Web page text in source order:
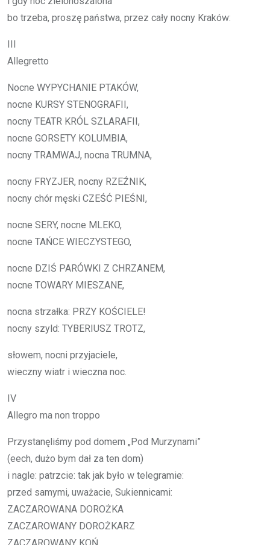
bo trze­ba, pro­szę pań­stwa, przez cały noc­ny Kra­ków:
III
Al­le­gret­to
Noc­ne WY­PY­CHA­NIE PTAKÓW,
noc­ne KUR­SY STE­NO­GRA­FII,
noc­ny TE­ATR KRÓL SZLA­RA­FII,
noc­ne GOR­SE­TY KO­LUM­BIA,
noc­ny TRAM­WAJ, noc­na TRUM­NA,
noc­ny FRY­ZJER, noc­ny RZEŹNIK,
noc­ny chór mę­ski CZEŚĆ PIEŚNI,
noc­ne SERY, noc­ne MLE­KO,
noc­ne TAŃCE WIE­CZY­STE­GO,
noc­ne DZIŚ PARÓWKI Z CHRZA­NEM,
noc­ne TO­WA­RY MIE­SZA­NE,
noc­na strzał­ka: PRZY KOŚCIE­LE!
noc­ny szyld: TY­BE­RIUSZ TROTZ,
sło­wem, noc­ni przy­ja­cie­le,
wiecz­ny wiatr i wiecz­na noc.
IV
Al­le­gro ma non trop­po
Przy­sta­nę­li­śmy pod do­mem „Pod Mu­rzy­na­mi”
(eech, dużo bym dał za ten dom)
i na­gle: pa­trz­cie: tak jak było w te­le­gra­mie:
przed sa­my­mi, uwa­ża­cie, Su­kien­ni­ca­mi:
ZA­CZA­RO­WA­NA DOROŻKA
ZA­CZA­RO­WA­NY DOROŻKARZ